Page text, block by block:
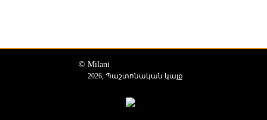
© Milani
2026, Պաշտոնական կայք